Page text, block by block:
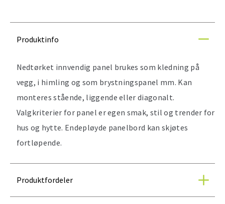
Produktinfo
Nedtørket innvendig panel brukes som kledning på
vegg, i himling og som brystningspanel mm. Kan
monteres stående, liggende eller diagonalt.
Valgkriterier for panel er egen smak, stil og trender for
hus og hytte. Endepløyde panelbord kan skjøtes
fortløpende.
Produktfordeler